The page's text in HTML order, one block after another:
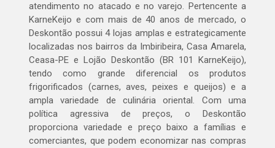
atendimento no atacado e no varejo. Pertencente a
KarneKeijo e com mais de 40 anos de mercado, o
Deskontão possui 4 lojas amplas e estrategicamente
localizadas nos bairros da Imbiribeira, Casa Amarela,
Ceasa-PE e Lojão Deskontão (BR 101 KarneKeijo),
tendo como grande diferencial os produtos
frigorificados (carnes, aves, peixes e queijos) e a
ampla variedade de culinária oriental. Com uma
política agressiva de preços, o Deskontão
proporciona variedade e preço baixo a famílias e
comerciantes, que podem economizar nas compras